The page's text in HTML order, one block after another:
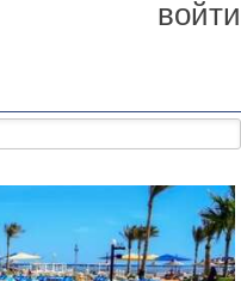
войти